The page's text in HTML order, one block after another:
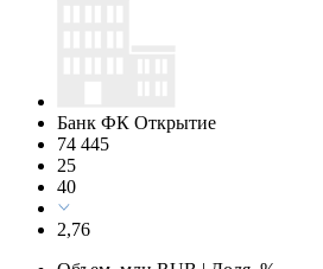
Банк ФК Открытие
74 445
25
40
2,76